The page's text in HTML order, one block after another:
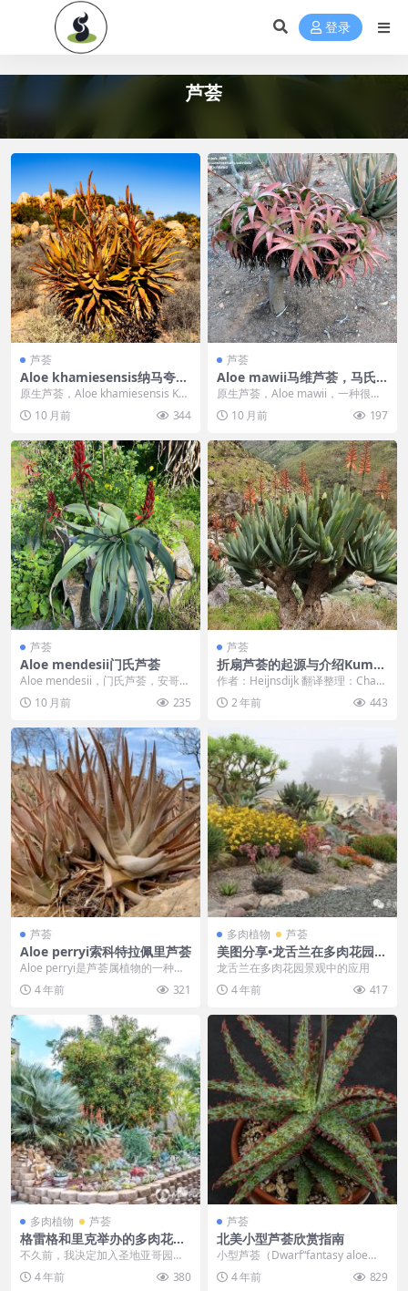
登录
芦荟
芦荟
Aloe khamiesensis纳马夸芦
荟，卡米斯山芦荟，
原生芦荟，Aloe khamiesensis Kha
miesberg Aloe，...
10 月前 344
芦荟
Aloe mawii马维芦荟，马氏
芦荟，
原生芦荟，Aloe mawii，一种很大
的芦荟,可以在地面以上形成一个高
达2米的...
10 月前 197
芦荟
Aloe mendesii门氏芦荟
Aloe mendesii，门氏芦荟，安哥拉
悬崖上的植物，长着常见的长而松
软的叶...
10 月前 235
芦荟
折扇芦荟的起源与介绍Kumar
a plicatilis
作者：Heijnsdijk 翻译整理：Chan
noey 历史 折扇芦荟（Kuma...
2 年前 443
芦荟
Aloe perryi索科特拉佩里芦荟
Aloe perryi是芦荟属植物的一种。
它是也门索科特拉岛的特有物种，
通常以其...
4 年前 321
多肉植物 芦荟
美图分享•龙舌兰在多肉花园景
观中的应用
龙舌兰在多肉花园景观中的应用
4 年前
417
多肉植物 芦荟
格雷格和里克举办的多肉花园
派对
不久前，我决定加入圣地亚哥园艺
协会（SDHS），有人告诉我，协会
为您提供了一些绝...
4 年前 380
芦荟
北美小型芦荟欣赏指南
小型芦荟（Dwarf“fantasy aloe
s”），国内也曾经统称其为“美国
芦...4 年前 829